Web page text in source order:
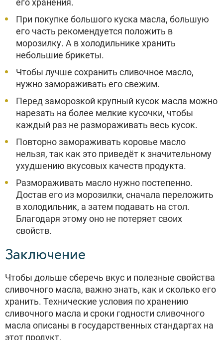
его хранения.
При покупке большого куска масла, большую
его часть рекомендуется положить в
морозилку. А в холодильнике хранить
небольшие брикеты.
Чтобы лучше сохранить сливочное масло,
нужно замораживать его свежим.
Перед заморозкой крупный кусок масла можно
нарезать на более мелкие кусочки, чтобы
каждый раз не размораживать весь кусок.
Повторно замораживать коровье масло
нельзя, так как это приведёт к значительному
ухудшению вкусовых качеств продукта.
Размораживать масло нужно постепенно.
Достав его из морозилки, сначала переложить
в холодильник, а затем подавать на стол.
Благодаря этому оно не потеряет своих
свойств.
Заключение
Чтобы дольше сберечь вкус и полезные свойства
сливочного масла, важно знать, как и сколько его
хранить. Технические условия по хранению
сливочного масла и сроки годности сливочного
масла описаны в государственных стандартах на
этот продукт.